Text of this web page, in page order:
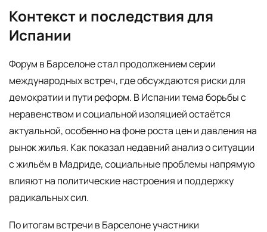
Контекст и последствия для
Испании
Форум в Барселоне стал продолжением серии
международных встреч, где обсуждаются риски для
демократии и пути реформ. В Испании тема борьбы с
неравенством и социальной изоляцией остаётся
актуальной, особенно на фоне роста цен и давления на
рынок жилья. Как показал недавний анализ о ситуации
с жильём в Мадриде, социальные проблемы напрямую
влияют на политические настроения и поддержку
радикальных сил.
По итогам встречи в Барселоне участники